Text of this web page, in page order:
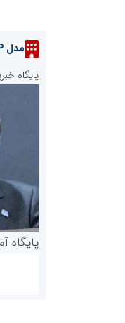
مدل VIP
پایگاه
پایگاه